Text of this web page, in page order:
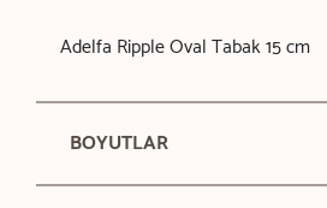
Adelfa Ripple Oval Tabak 15 cm
BOYUTLAR